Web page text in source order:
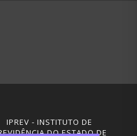
IPREV - INSTITUTO DE
DO ESTADO DE